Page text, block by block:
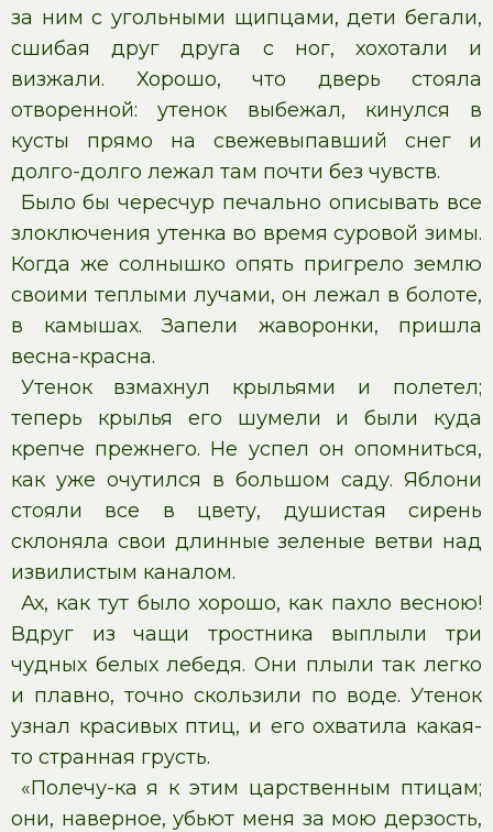
за ним с угольными щипцами, дети бегали,
сшибая друг друга с ног, хохотали и
визжали. Хорошо, что дверь стояла
отворенной: утенок выбежал, кинулся в
кусты прямо на свежевыпавший снег и
долго-долго лежал там почти без чувств.
Было бы чересчур печально описывать все
злоключения утенка во время суровой зимы.
Когда же солнышко опять пригрело землю
своими теплыми лучами, он лежал в болоте,
в камышах. Запели жаворонки, пришла
весна-красна.
Утенок взмахнул крыльями и полетел;
теперь крылья его шумели и были куда
крепче прежнего. Не успел он опомниться,
как уже очутился в большом саду. Яблони
стояли все в цвету, душистая сирень
склоняла свои длинные зеленые ветви над
извилистым каналом.
Ах, как тут было хорошо, как пахло весною!
Вдруг из чащи тростника выплыли три
чудных белых лебедя. Они плыли так легко
и плавно, точно скользили по воде. Утенок
узнал красивых птиц, и его охватила какая-
то странная грусть.
«Полечу-ка я к этим царственным птицам;
они, наверное, убьют меня за мою дерзость,